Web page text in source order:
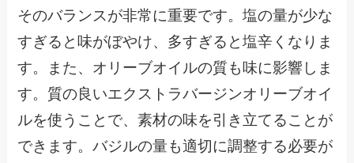
そのバランスが非常に重要です。塩の量が少な
すぎると味がぼやけ、多すぎると塩辛くなりま
す。また、オリーブオイルの質も味に影響しま
す。質の良いエクストラバージンオリーブオイ
ルを使うことで、素材の味を引き立てることが
できます。バジルの量も適切に調整する必要が